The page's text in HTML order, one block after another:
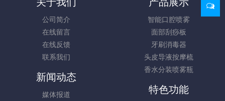
公司简介
在线留言
在线反馈
联系我们
智能口腔喷雾
面部刮痧板
牙刷消毒器
头皮导液按摩梳
香水分装喷雾瓶
新闻动态
媒体报道
特色功能